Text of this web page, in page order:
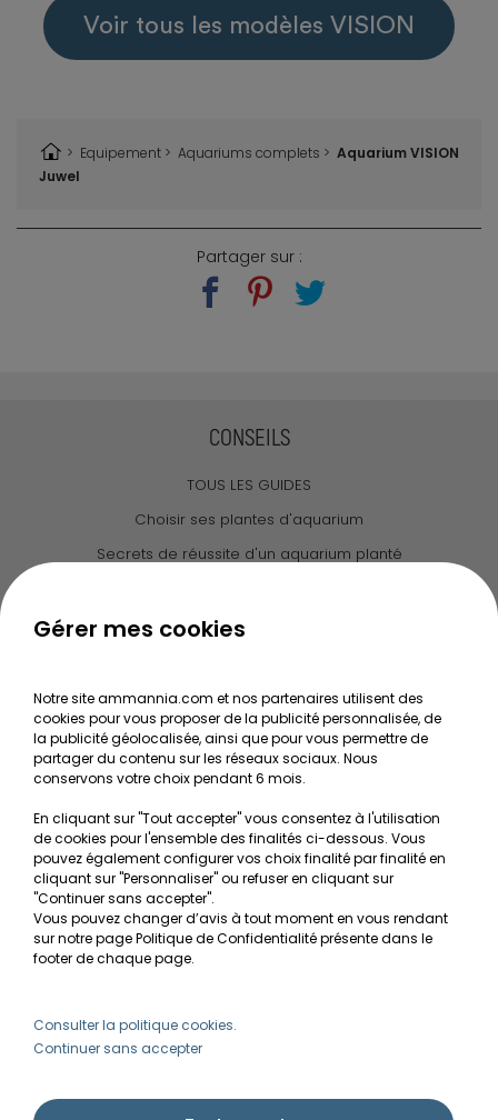
Voir tous les modèles VISION
> Equipement > Aquariums complets > Aquarium VISION
Juwel
Partager sur :
CONSEILS
TOUS LES GUIDES
Choisir ses plantes d'aquarium
Secrets de réussite d'un aquarium planté
Le journal d'Ammannia
Recherche de Notices de produits
Mentions légales
Conditions générales de vente
RGPD
MON COMPTE
Avantages
Créer un compte client
Besoin d'aide ?
Gérer mes cookies
Notre site ammannia.com et nos partenaires utilisent des
cookies pour vous proposer de la publicité personnalisée, de
la publicité géolocalisée, ainsi que pour vous permettre de
partager du contenu sur les réseaux sociaux. Nous
conservons votre choix pendant 6 mois.
En cliquant sur "Tout accepter" vous consentez à l'utilisation
de cookies pour l'ensemble des finalités ci-dessous. Vous
pouvez également configurer vos choix finalité par finalité en
cliquant sur "Personnaliser" ou refuser en cliquant sur
"Continuer sans accepter".
Vous pouvez changer d’avis à tout moment en vous rendant
sur notre page Politique de Confidentialité présente dans le
footer de chaque page.
Consulter la politique cookies.
Continuer sans accepter